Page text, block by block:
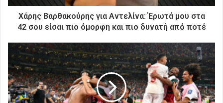
τ
ή
σ
α
ς
Χάρης Βαρθακούρης για Αντελίνα: Έρωτά μου στα
42 σου είσαι πιο όμορφη και πιο δυνατή από ποτέ